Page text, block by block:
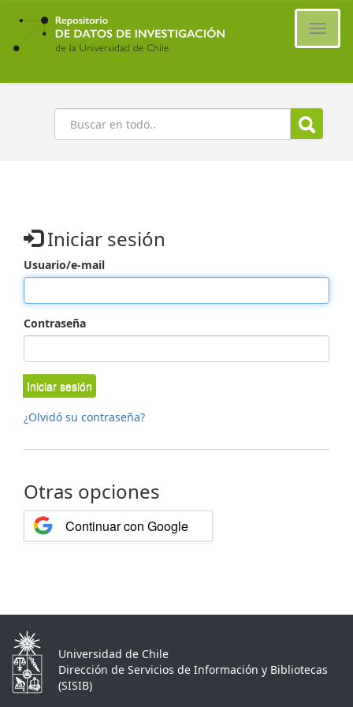
Ir
contenido
principal
Buscar
Iniciar sesión
Usuario/e-mail
Contraseña
Iniciar sesión
¿Olvidó su contraseña?
Otras opciones
Continuar con Google
Universidad de Chile
Dirección de Servicios de Información y Bibliotecas
(SISIB)